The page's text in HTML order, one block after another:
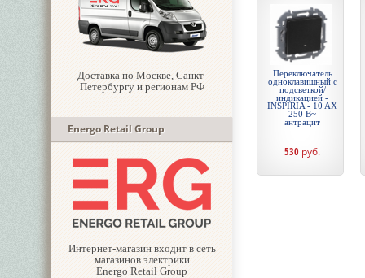
Доставка по Москве, Санкт-
Петербургу и регионам РФ
Energo Retail Group
Интернет-магазин входит в сеть
магазинов электрики
Energo Retail Group
Переключатель
одноклавишный с
подсветкой/
индикацией -
INSPIRIA - 10 AX
- 250 В~ -
антрацит
530 руб.